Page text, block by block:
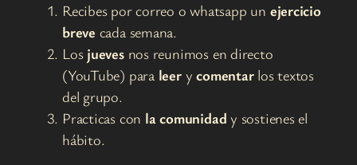
Recibes por correo o whatsapp un ejercicio
breve cada semana.
Los juevesnos reunimos en directo
(YouTube) para leer ycomentarlos textos
del grupo.
Practicas con la comunidad y sostienes el
hábito.